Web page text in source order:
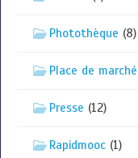
Photothèque (8)
Place de marché
Presse (12)
Rapidmooc (1)